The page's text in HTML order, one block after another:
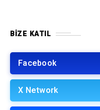
BIZE KATIL
Facebook
X Network